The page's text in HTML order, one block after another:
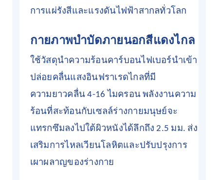
การแผ่รังสีและแรงดันไฟฟ้าสากลทั่วโลก
กายภาพบำบัดภายนอกสีแดงไกล
ใช้วัสดุนำความร้อนคาร์บอนไฟเบอร์นำเข้า
ปล่อยคลื่นแสงอินฟราเรดไกลที่มี
ความยาวคลื่น 4-16 ไมครอน พลังงานความ
ร้อนที่สะท้อนกับเซลล์ร่างกายมนุษย์จะ
แทรกซึมลงไปใต้ผิวหนังได้ลึกถึง 2.5 มม. ส่ง
เสริมการไหลเวียนโลหิตและปรับปรุงการ
เผาผลาญของร่างกาย